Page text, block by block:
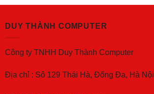
DUY THÀNH COMPUTER
Công ty TNHH Duy Thành Computer
Địa chỉ : Sô 129 Thái Hà, Đống Đa, Hà Nội